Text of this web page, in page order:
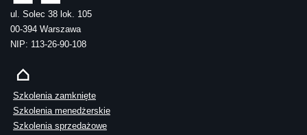
ul. Solec 38 lok. 105
00-394 Warszawa
NIP: 113-26-90-108
Szkolenia zamknięte
Szkolenia menedżerskie
Szkolenia sprzedażowe